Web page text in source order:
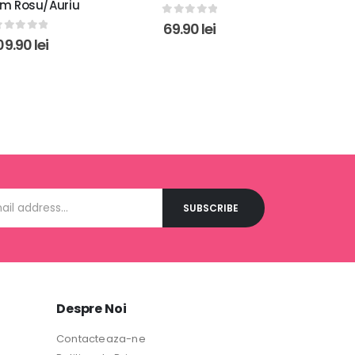
0out of 5
69.90lei
Deluxe Taboom
Rosu/Auriu
Despre Noi
Contacteaza-ne